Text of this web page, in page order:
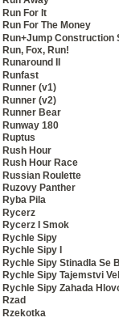
Run For It
Run For The Money
Run+Jump Construction
Run, Fox, Run!
Runaround II
Runfast
Runner (v1)
Runner (v2)
Runner Bear
Runway 180
Ruptus
Rush Hour
Rush Hour Race
Russian Roulette
Ruzovy Panther
Ryba Pila
Rycerz
Rycerz I Smok
Rychle Sipy
Rychle Sipy I
Rychle Sipy Stinadla Se
Rychle Sipy Tajemstvi
Rychle Sipy Zahada
Rzad
Rzekotka